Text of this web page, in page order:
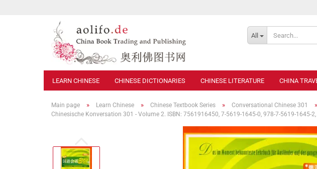
All
LEARN CHINESE CHINESE DICTIONARIES CHINESE LITERATURE CHINA
Main page » Learn Chinese » Chinese Textbook Series » Conversational Chinese 301 »
Chinesische Konversation 301 - Volume 2. ISBN: 7561916450, 7-5619-1645-0, 978-7-5619-1645-